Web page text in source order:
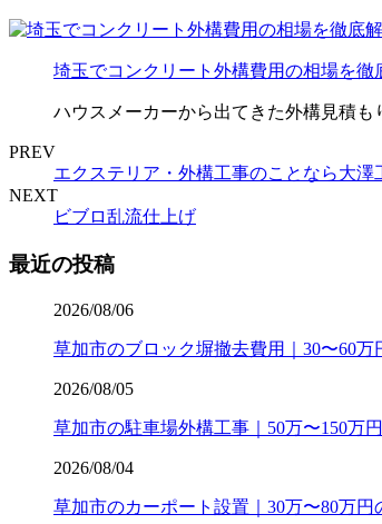
埼玉でコンクリート外構費用の相場を
ハウスメーカーから出てきた外構見積
PREV
エクステリア・外構工事のことなら大澤
NEXT
ビブロ乱流仕上げ
最近の投稿
2026/08/06
草加市のブロック塀撤去費用｜30〜60
2026/08/05
草加市の駐車場外構工事｜50万〜150万
2026/08/04
草加市のカーポート設置｜30万〜80万円